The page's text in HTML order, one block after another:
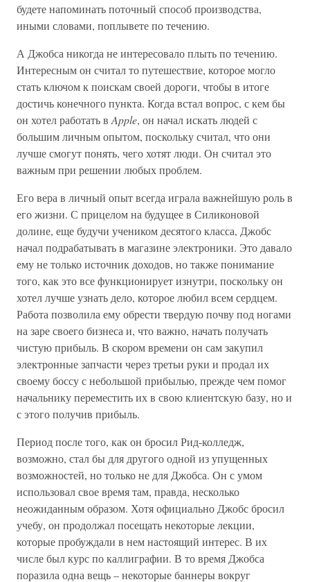
будете напоминать поточный способ производства,
иными словами, поплывете по течению.
А Джобса никогда не интересовало плыть по течению.
Интересным он считал то путешествие, которое могло
стать ключом к поискам своей дороги, чтобы в итоге
достичь конечного пункта. Когда встал вопрос, с кем бы
он хотел работать в Apple, он начал искать людей с
большим личным опытом, поскольку считал, что они
лучше смогут понять, чего хотят люди. Он считал это
важным при решении любых проблем.
Его вера в личный опыт всегда играла важнейшую роль в
его жизни. С прицелом на будущее в Силиконовой
долине, еще будучи учеником десятого класса, Джобс
начал подрабатывать в магазине электроники. Это давало
ему не только источник доходов, но также понимание
того, как это все функционирует изнутри, поскольку он
хотел лучше узнать дело, которое любил всем сердцем.
Работа позволила ему обрести твердую почву под ногами
на заре своего бизнеса и, что важно, начать получать
чистую прибыль. В скором времени он сам закупил
электронные запчасти через третьи руки и продал их
своему боссу с небольшой прибылью, прежде чем помог
начальнику переместить их в свою клиентскую базу, но и
с этого получив прибыль.
Период после того, как он бросил Рид-колледж,
возможно, стал бы для другого одной из упущенных
возможностей, но только не для Джобса. Он с умом
использовал свое время там, правда, несколько
неожиданным образом. Хотя официально Джобс бросил
учебу, он продолжал посещать некоторые лекции,
которые пробуждали в нем настоящий интерес. В их
числе был курс по каллиграфии. В то время Джобса
поразила одна вещь – некоторые баннеры вокруг